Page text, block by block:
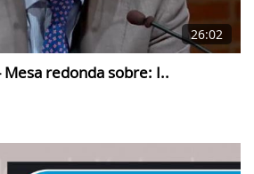
26:02
Mesa redonda sobre: I..